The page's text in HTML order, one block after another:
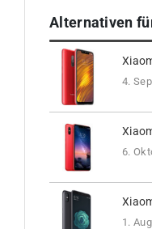
Alternativen
4.
6.
1.